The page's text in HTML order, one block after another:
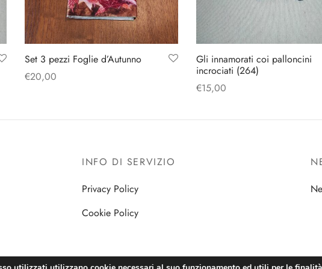
Set 3 pezzi Foglie d’Autunno
€20,00
Gli innamorati coi palloncini
incrociati (264)
€15,00
INFO DI SERVIZIO
Privacy Policy
Cookie Policy